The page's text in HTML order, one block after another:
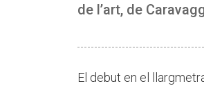
de l’art, de
El debut en el